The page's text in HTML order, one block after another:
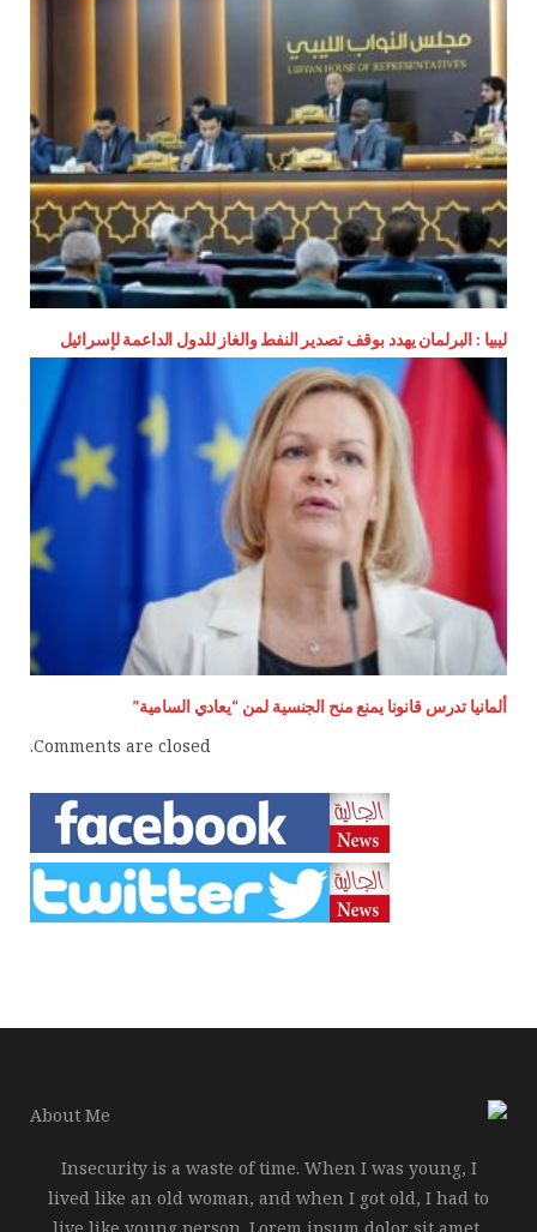
ليبيا : البرلمان يهدد بوقف تصدير النفط والغاز للدول الداعمة لإسرائيل
ألمانيا تدرس قانونا يمنع منح الجنسية لمن “يعادي السامية”
Comments are closed.
Insecurity is a waste of time. When I was young, I
lived like an old woman, and when I got old, I had to